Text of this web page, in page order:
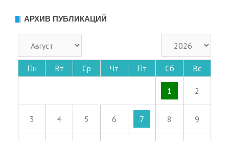
АРХИВ ПУБЛИКАЦИЙ
Пн Вт Ср Чт Пт Сб Вс
1 2
3 4 5 6 7 8 9